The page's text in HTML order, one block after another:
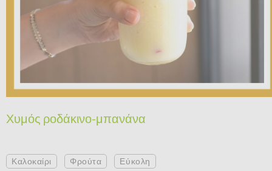
Χυμός ροδάκινο-μπανάνα
Καλοκαίρι Φρούτα Εύκολη